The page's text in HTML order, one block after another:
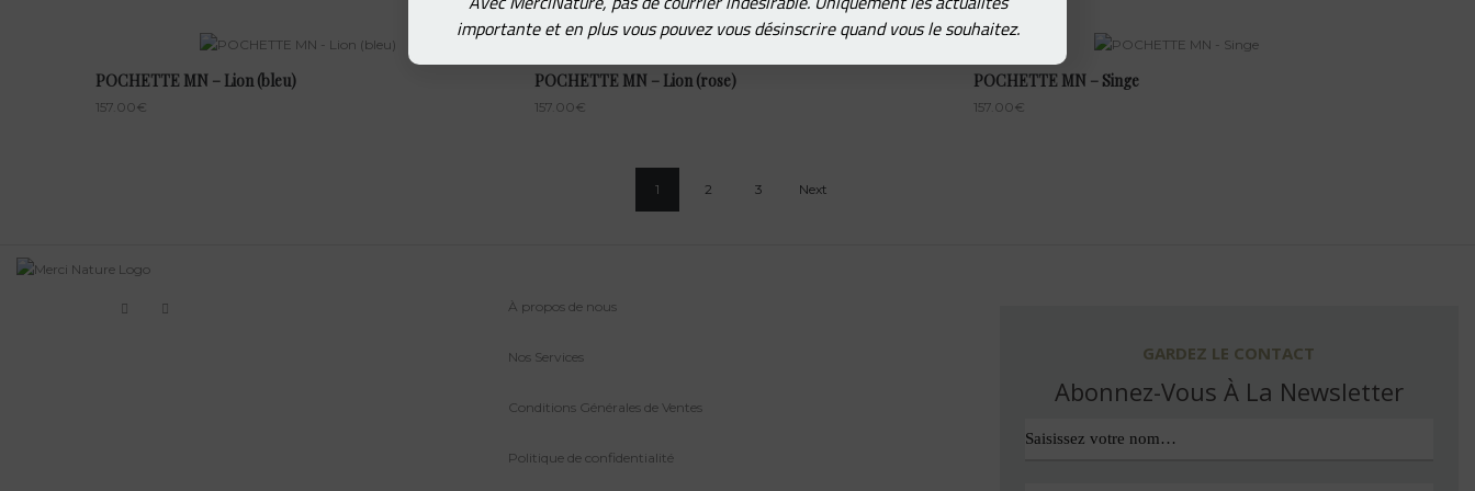
POCHETTE MN – Lion (bleu)
157.00€
POCHETTE MN – Lion (rose)
157.00€
POCHETTE MN – Singe
157.00€
1 2 3 Next
À propos de nous
Nos Services
Conditions Générales de Ventes
Politique de confidentialité
GARDEZ LE CONTACT
Abonnez-Vous À La Newsletter
importante et en plus vous pouvez vous désinscrire quand vous le souhaitez.